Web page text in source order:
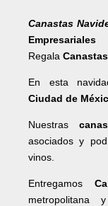
Canastas
Empresariales
Regala
En esta
Ciudad de
Nuestras
asociados y
vinos.
Entregamos
metropolitana